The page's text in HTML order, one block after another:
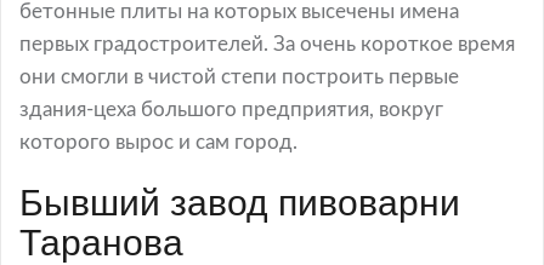
бетонные плиты на которых высечены имена
первых градостроителей. За очень короткое время
они смогли в чистой степи построить первые
здания-цеха большого предприятия, вокруг
которого вырос и сам город.
Бывший завод пивоварни
Таранова